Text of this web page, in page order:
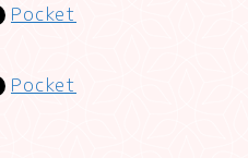
Pocket
Pocket